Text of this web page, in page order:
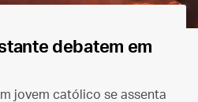
debatem em
jovem católico se assenta